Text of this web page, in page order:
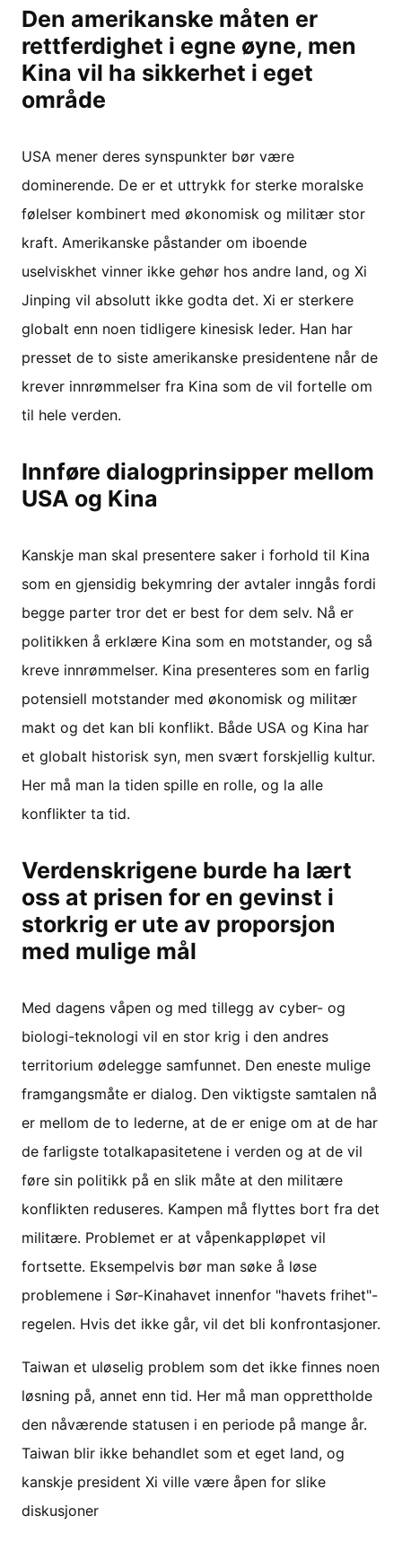
Den amerikanske måten er
rettferdighet i egne øyne, men
Kina vil ha sikkerhet i eget
område
USA mener deres synspunkter bør være
dominerende. De er et uttrykk for sterke moralske
følelser kombinert med økonomisk og militær stor
kraft. Amerikanske påstander om iboende
uselviskhet vinner ikke gehør hos andre land, og Xi
Jinping vil absolutt ikke godta det. Xi er sterkere
globalt enn noen tidligere kinesisk leder. Han har
presset de to siste amerikanske presidentene når de
krever innrømmelser fra Kina som de vil fortelle om
til hele verden.
Innføre dialogprinsipper mellom
USA og Kina
Kanskje man skal presentere saker i forhold til Kina
som en gjensidig bekymring der avtaler inngås fordi
begge parter tror det er best for dem selv. Nå er
politikken å erklære Kina som en motstander, og så
kreve innrømmelser. Kina presenteres som en farlig
potensiell motstander med økonomisk og militær
makt og det kan bli konflikt. Både USA og Kina har
et globalt historisk syn, men svært forskjellig kultur.
Her må man la tiden spille en rolle, og la alle
konflikter ta tid.
Verdenskrigene burde ha lært
oss at prisen for en gevinst i
storkrig er ute av proporsjon
med mulige mål
Med dagens våpen og med tillegg av cyber- og
biologi-teknologi vil en stor krig i den andres
territorium ødelegge samfunnet. Den eneste mulige
framgangsmåte er dialog. Den viktigste samtalen nå
er mellom de to lederne, at de er enige om at de har
de farligste totalkapasitetene i verden og at de vil
føre sin politikk på en slik måte at den militære
konflikten reduseres. Kampen må flyttes bort fra det
militære. Problemet er at våpenkappløpet vil
fortsette. Eksempelvis bør man søke å løse
problemene i Sør-Kinahavet innenfor "havets frihet"-
regelen. Hvis det ikke går, vil det bli konfrontasjoner.
Taiwan et uløselig problem som det ikke finnes noen
løsning på, annet enn tid. Her må man opprettholde
den nåværende statusen i en periode på mange år.
Taiwan blir ikke behandlet som et eget land, og
kanskje president Xi ville være åpen for slike
diskusjoner